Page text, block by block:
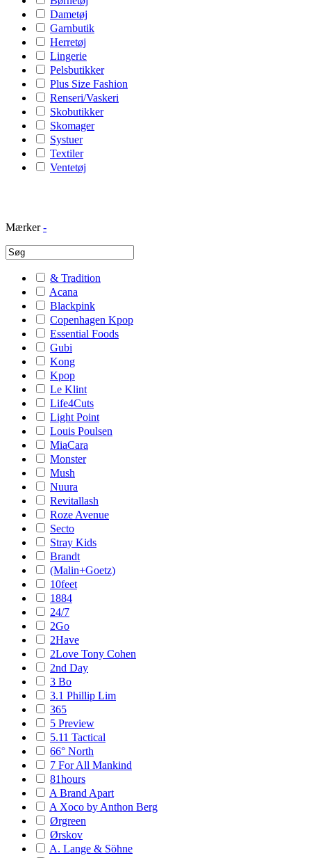
Dametøj
Garnbutik
Herretøj
Lingerie
Pelsbutikker
Plus Size Fashion
Renseri/Vaskeri
Skobutikker
Skomager
Systuer
Textiler
Ventetøj
Mærker -
& Tradition
Acana
Blackpink
Copenhagen Kpop
Essential Foods
Gubi
Kong
Kpop
Le Klint
Life4Cuts
Light Point
Louis Poulsen
MiaCara
Monster
Mush
Nuura
Revitallash
Roze Avenue
Secto
Stray Kids
Brandt
(Malin+Goetz)
10feet
1884
24/7
2Go
2Have
2Love Tony Cohen
2nd Day
3 Bo
3.1 Phillip Lim
365
5 Preview
5.11 Tactical
66° North
7 For All Mankind
81hours
A Brand Apart
A Xoco by Anthon Berg
Ørgreen
Ørskov
A. Lange & Söhne